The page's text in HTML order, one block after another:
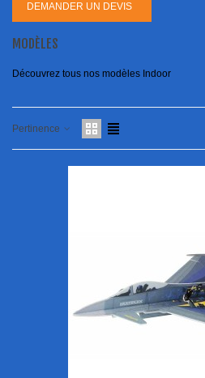
DEMANDER UN DEVIS
MODÈLES
Découvrez tous nos modèles Indoor
Pertinence